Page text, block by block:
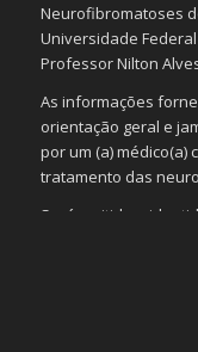
Neurofibromatoses
Universidade
Professor Nilton
As informações
orientação geral e
por um (a) médico(a)
tratamento das
Será omitida a